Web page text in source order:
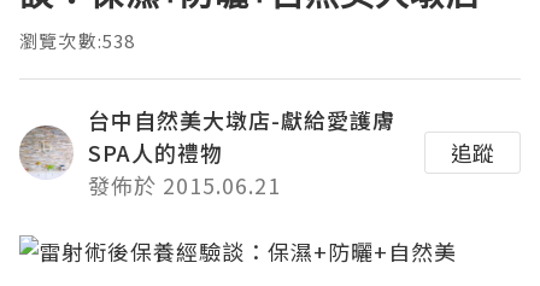
瀏覽次數:538
台中自然美大墩店-獻給愛護膚
SPA人的禮物
發佈於 2015.06.21
追蹤